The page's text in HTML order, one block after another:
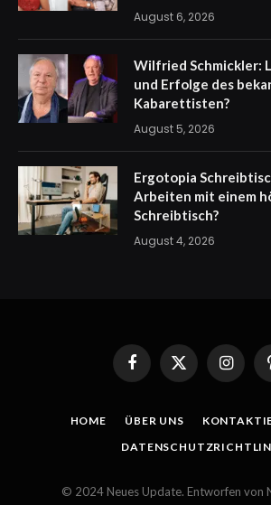
August 6, 2026
Wilfried Schmickler:
und Erfolge des
Kabarettisten?
August 5, 2026
Ergotopia
Arbeiten mit einem
Schreibtisch?
August 4, 2026
FacebookX
(Twitter)
HOME ÜBER UNS
© 2024 Neues Update. Entworfen von